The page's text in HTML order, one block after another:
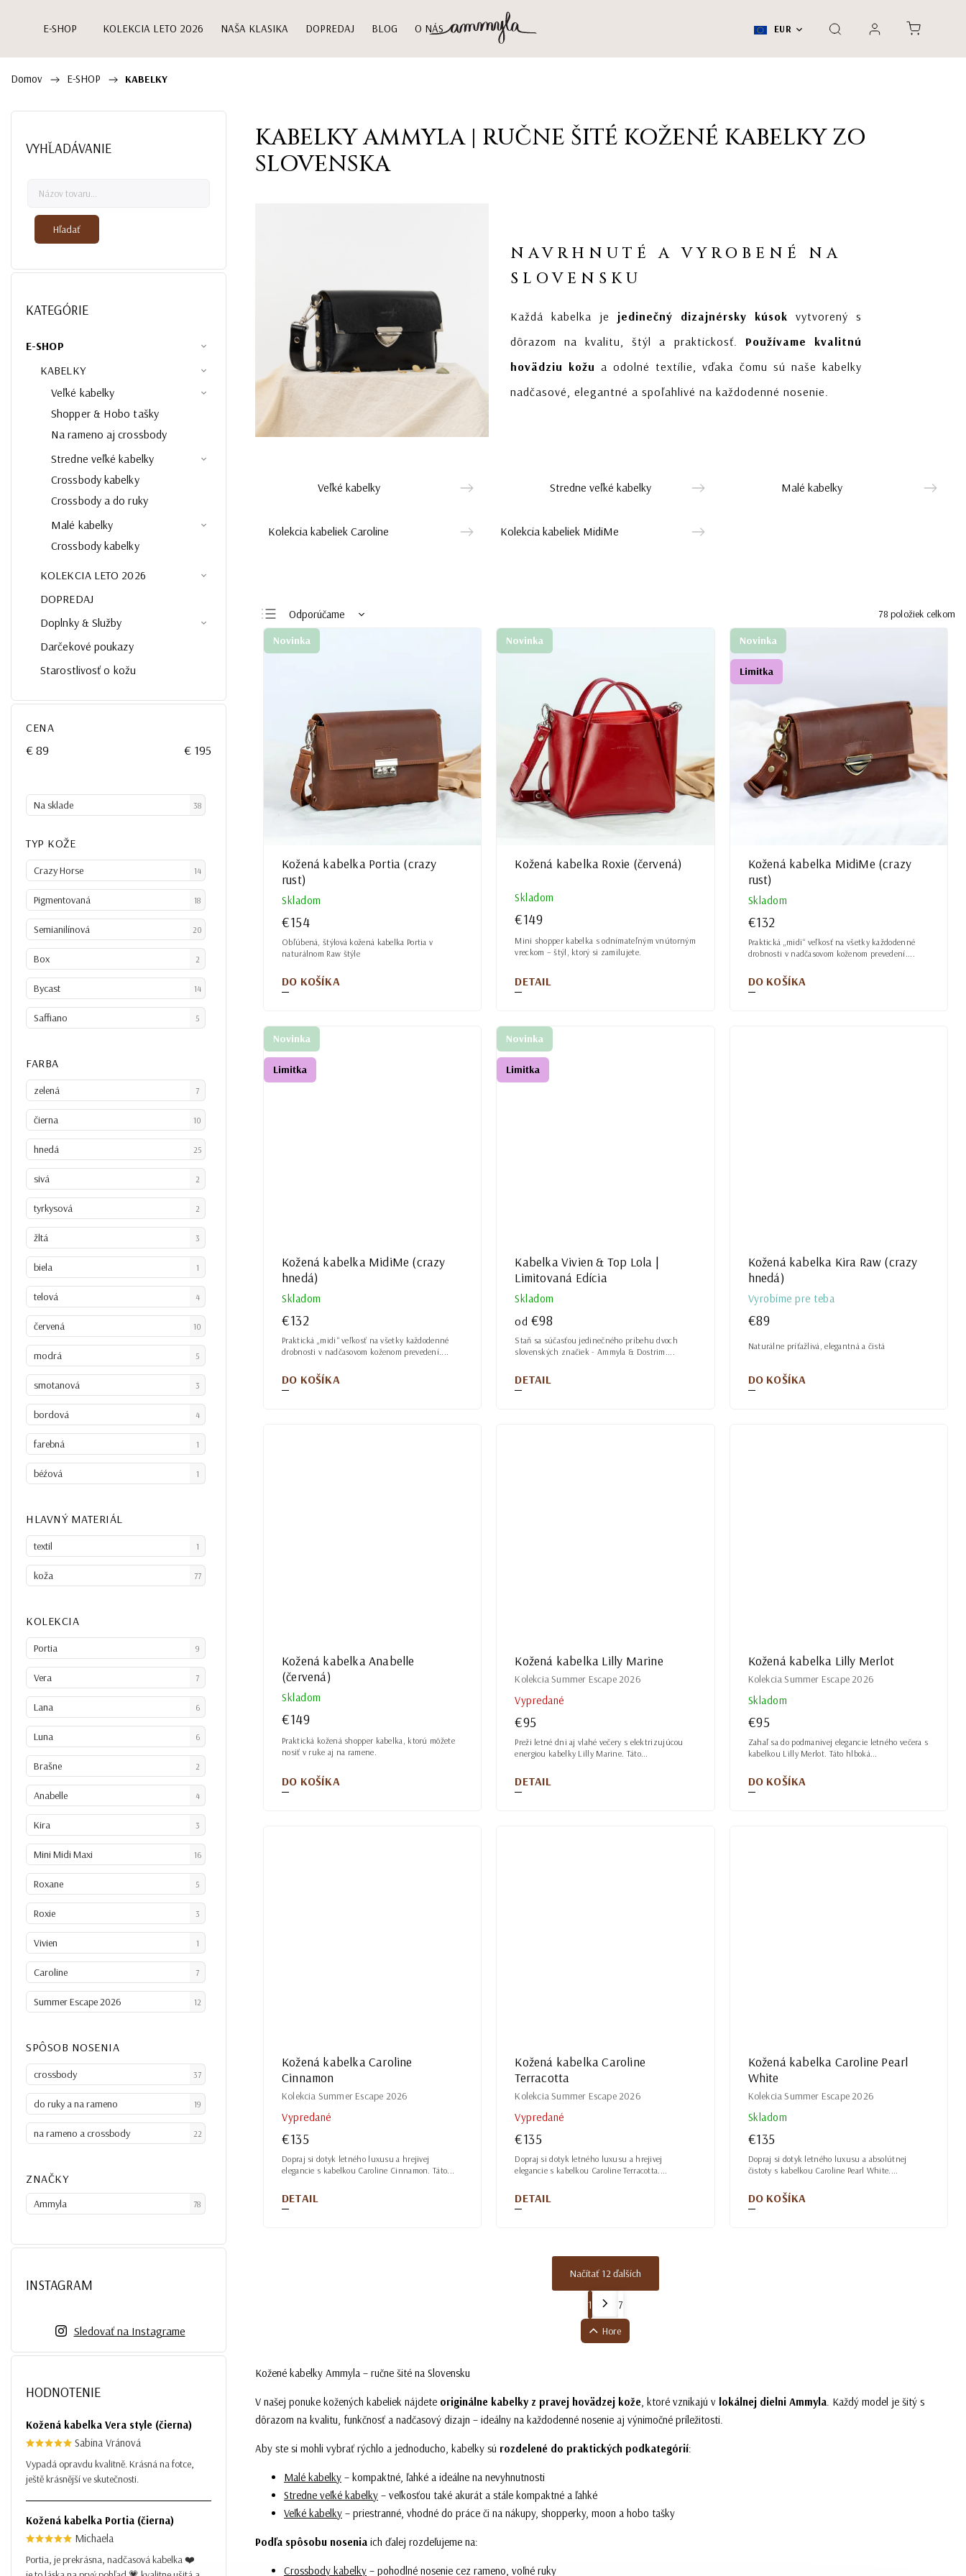
EUR
E-SHOP KOLEKCIA LETO 2026 NAŠA KLASIKA DOPREDAJ BLOG O NÁS
Domov / E-SHOP / KABELKY
VYHĽADÁVANIE
Hľadať
KATEGÓRIE
E-SHOP
KABELKY
Veľké kabelky
Shopper & Hobo tašky
Na rameno aj crossbody
Stredne veľké kabelky
Crossbody kabelky
Crossbody a do ruky
Malé kabelky
Crossbody kabelky
KOLEKCIA LETO 2026
DOPREDAJ
Doplnky & Služby
Darčekové poukazy
Starostlivosť o kožu
CENA
€89 € 195
Na sklade 38
ZNAČKY
Ammyla 78
TYP KOŽE
Crazy Horse 14
Pigmentovaná 18
Semianilínová 20
Box 2
Bycast 14
Saffiano 5
FARBA
zelená 7
čierna 10
hnedá 25
sivá 2
tyrkysová 2
žltá 3
biela 1
telová 4
červená 10
modrá 5
smotanová 3
bordová 4
farebná 1
béźová 1
HLAVNÝ MATERIÁL
textil 1
koža 77
KOLEKCIA
Portia 9
Vera 7
Lana 6
Luna 6
Brašne 2
Anabelle 4
Kira 3
Mini Midi Maxi 16
Roxane 5
Roxie 3
Vivien 1
Caroline 7
Summer Escape 2026 12
SPÔSOB NOSENIA
crossbody 37
do ruky a na rameno 19
na rameno a crossbody 22
INSTAGRAM
Sledovať na Instagrame
HODNOTENIE
Kožená kabelka Vera style (čierna)
Sabina Vránová
Vypadá opravdu kvalitně. Krásná na fotce,
ještě krásnější ve skutečnosti.
Kožená kabelka Portia (čierna)
Michaela
Portia, je prekrásna, nadčasová kabelka ❤️
KABELKY AMMYLA | RUČNE ŠITÉ KOŽENÉ KABELKY ZO
SLOVENSKA
NAVRHNUTÉ A VYROBENÉ NA
SLOVENSKU
Každá kabelka je jedinečný dizajnérsky kúsok vytvorený s
dôrazom na kvalitu, štýl a praktickosť. Používame kvalitnú
hovädziu kožu a odolné textílie, vďaka čomu sú naše kabelky
nadčasové, elegantné a spoľahlivé na každodenné nosenie.
Veľké kabelky Stredne veľké kabelky Malé kabelky
Kolekcia kabeliek Caroline Kolekcia kabeliek MidiMe
Odporúčame
Najlacnejšie
78 položiek celkom
Novinka
Kožená kabelka Portia (crazy
rust)
Skladom
€154
DO KOŠÍKA
Obľúbená, štýlová kožená kabelka Portia v
naturálnom Raw štýle
Novinka
Kožená kabelka Roxie (červená)
Skladom
€149
DETAIL
Mini shopper kabelka s odnímateľným vnútorným
vreckom – štýl, ktorý si zamilujete.
Novinka
Limitka
Kožená kabelka MidiMe (crazy
rust)
Skladom
€132
DO KOŠÍKA
Praktická „midi“ veľkosť na všetky každodenné
drobnosti v nadčasovom koženom prevedení....
Novinka
Limitka
Kožená kabelka MidiMe (crazy
hnedá)
Skladom
€132
DO KOŠÍKA
Praktická „midi“ veľkosť na všetky každodenné
drobnosti v nadčasovom koženom prevedení....
Novinka
Limitka
Kabelka Vivien & Top Lola |
Limitovaná Edícia
Skladom
od €98
DETAIL
Staň sa súčasťou jedinečného príbehu dvoch
slovenských značiek - Ammyla & Dostrim....
Kožená kabelka Kira Raw (crazy
hnedá)
Vyrobíme pre teba
€89
DO KOŠÍKA
Naturálne príťažlivá, elegantná a čistá
Kožená kabelka Anabelle
(červená)
Skladom
€149
DO KOŠÍKA
Praktická kožená shopper kabelka, ktorú môžete
nosiť v ruke aj na ramene.
Kožená kabelka Lilly Marine
Kolekcia Summer Escape 2026
Vypredané
€95
DETAIL
Preži letné dni aj vlahé večery s elektrizujúcou
energiou kabelky Lilly Marine. Táto...
Kožená kabelka Lilly Merlot
Kolekcia Summer Escape 2026
Skladom
€95
DO KOŠÍKA
Zahaľ sa do podmanivej elegancie letného večera s
kabelkou Lilly Merlot. Táto hlboká...
Kožená kabelka Caroline
Cinnamon
Kolekcia Summer Escape 2026
Vypredané
€135
DETAIL
Dopraj si dotyk letného luxusu a hrejivej
elegancie s kabelkou Caroline Cinnamon. Táto...
Kožená kabelka Caroline
Terracotta
Kolekcia Summer Escape 2026
Vypredané
€135
DETAIL
Dopraj si dotyk letného luxusu a hrejivej
elegancie s kabelkou Caroline Terracotta....
Kožená kabelka Caroline Pearl
White
Kolekcia Summer Escape 2026
Skladom
€135
DO KOŠÍKA
Dopraj si dotyk letného luxusu a absolútnej
čistoty s kabelkou Caroline Pearl White....
Načítať 12 ďalších
1 7
Hore
Kožené kabelky Ammyla – ručne šité na Slovensku
V našej ponuke kožených kabeliek nájdete originálne kabelky z pravej hovädzej kože, ktoré vznikajú v lokálnej dielni Ammyla. Každý model je šitý s
dôrazom na kvalitu, funkčnosť a nadčasový dizajn – ideálny na každodenné nosenie aj výnimočné príležitosti.
Aby ste si mohli vybrať rýchlo a jednoducho, kabelky sú rozdelené do praktických podkategórií:
Malé kabelky – kompaktné, ľahké a ideálne na nevyhnutnosti
Stredne veľké kabelky – veľkosťou také akurát a stále kompaktné a ľahké
Veľké kabelky – priestranné, vhodné do práce či na nákupy, shopperky, moon a hobo tašky
Podľa spôsobu nosenia ich ďalej rozdeľujeme na:
Crossbody kabelky – pohodlné nosenie cez rameno, voľné ruky